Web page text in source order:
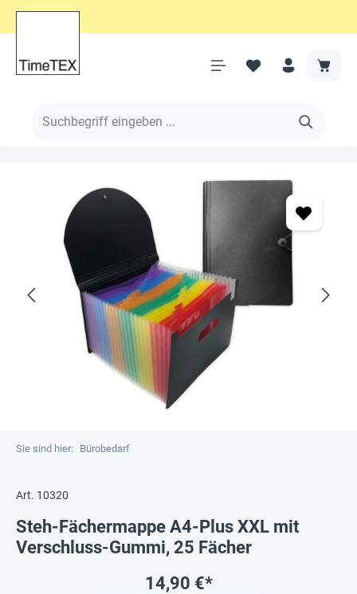
Sie sind hier: Bürobedarf
Art. 10320
Steh-Fächermappe A4-Plus XXL mit
Verschluss-Gummi, 25 Fächer
14,90 €*